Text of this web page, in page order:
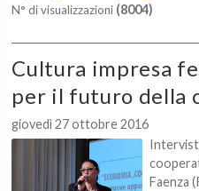
N° di visualizzazioni (8004)
Cultura impresa
per il futuro della
giovedì 27 ottobre 2016
Faenza